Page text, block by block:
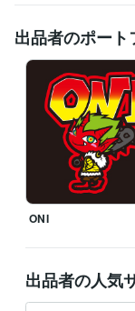
出品者のポート
ONI
出品者の人気